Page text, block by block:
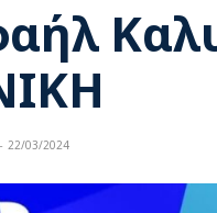
22/03/2024